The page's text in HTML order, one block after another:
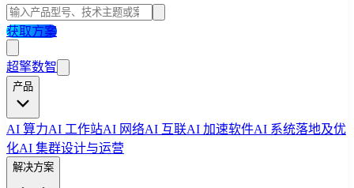
获取方案
超擎数智
产品
AI 算力AI 工作站AI 网络AI 互联AI 加速软件AI 系统落地及优
化AI 集群设计与运营
解决方案